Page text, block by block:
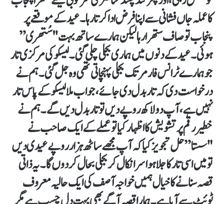
کا عملہ جاں فشانی سے اپنا فرض ادا کرتا رہا۔ عید کے موقعے پر
پنجاب تو صاف ستھرا رہا لیکن ہمارے ساتھ بہت "سُتھری”
ہوئی۔ عید کے دنوں میں ہماری بجلی چلی گئی۔ لیسکو کی مرکزی تار
جو ہمارے ٹرانس فارمر تک بجلی پہنچاتی تھی وہ جل گئی۔ ہم نے
درخواست دی کہ تار بدل دی جائے، جواب ملا لیسکو کے پاس تار
نہیں ہے، آپ دو لاکھ روپے دیں تو تار بدل دیں گے۔ ہم نے
خطیر رقم پر تشویش کا اظہار کیا تو عملے کے ایک صاحب نے
"سستا” حل تجویز کیا کہ آپ مجھے ساٹھ ہزار روپے عیدی دیں
تو میں اسی تار کا جلا ہوا سرا نکال کر بجلی بحال کر دوں گا۔ یہ ذاتی
قصہ سنانے کا خیال ہمیں خواجہ آصف کی ایک حالیہ معروف